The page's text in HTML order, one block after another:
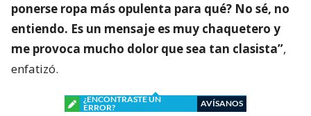
ponerse ropa más opulenta para qué? No sé, no
entiendo. Es un mensaje es muy chaquetero y
me provoca mucho dolor que sea tan clasista”,
enfatizó.
¿ENCONTRASTE UN
ERROR?
AVÍSANOS